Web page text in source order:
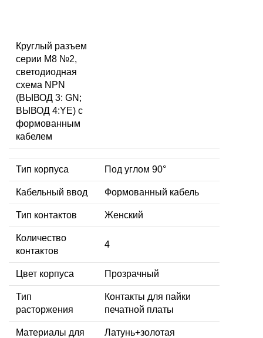
Круглый разъем
серии M8 №2,
светодиодная
схема NPN
(ВЫВОД 3: GN;
ВЫВОД 4:YE) с
формованным
кабелем
Тип корпуса Под углом 90°
Кабельный ввод Формованный кабель
Тип контактов Женский
Количество
контактов
4
Цвет корпуса Прозрачный
Тип
расторжения
Контакты для пайки
печатной платы
Материалы для
Латунь+золотая